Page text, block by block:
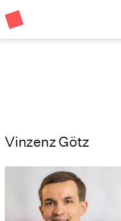
Vinzenz Götz